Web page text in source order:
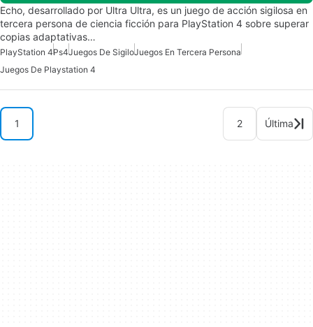
Echo, desarrollado por Ultra Ultra, es un juego de acción sigilosa en
tercera persona de ciencia ficción para PlayStation 4 sobre superar
copias adaptativas…
PlayStation 4Ps4Juegos De SigiloJuegos En Tercera Persona
Juegos De Playstation 4
1 2 Última